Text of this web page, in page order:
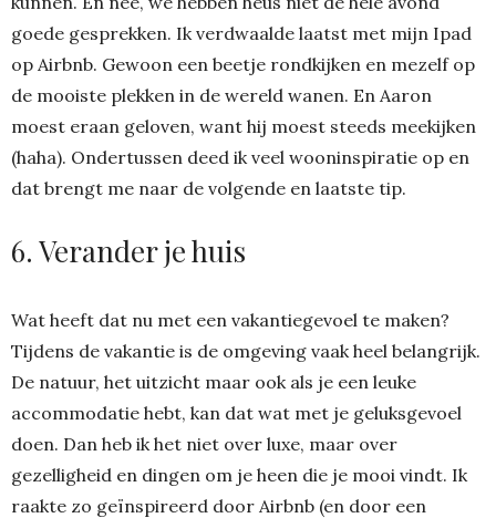
goede gesprekken. Ik verdwaalde laatst met mijn Ipad
op Airbnb. Gewoon een beetje rondkijken en mezelf op
de mooiste plekken in de wereld wanen. En Aaron
moest eraan geloven, want hij moest steeds meekijken
(haha). Ondertussen deed ik veel wooninspiratie op en
dat brengt me naar de volgende en laatste tip.
6. Verander je huis
Wat heeft dat nu met een vakantiegevoel te maken?
Tijdens de vakantie is de omgeving vaak heel belangrijk.
De natuur, het uitzicht maar ook als je een leuke
accommodatie hebt, kan dat wat met je geluksgevoel
doen. Dan heb ik het niet over luxe, maar over
gezelligheid en dingen om je heen die je mooi vindt. Ik
raakte zo geïnspireerd door Airbnb (en door een